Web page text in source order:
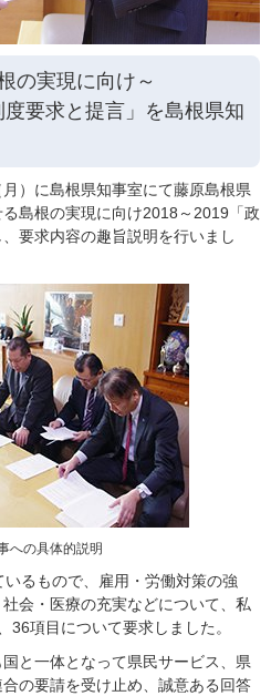
の実現に向け～
要求と提言」を島根県知
）に島根県知事室にて藤原島根県
島根の実現に向け2018～2019「政
要求内容の趣旨説明を行いまし
への具体的説明
るもので、雇用・労働対策の強
会・医療の充実などについて、私
36項目について要求しました。
と一体となって県民サービス、県
の要請を受け止め、誠意ある回答